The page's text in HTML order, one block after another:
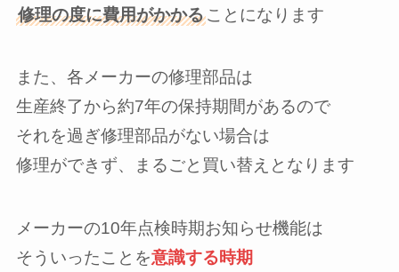
修理の度に費用がかかることになります
また、各メーカーの修理部品は
生産終了から約7年の保持期間があるので
それを過ぎ修理部品がない場合は
修理ができず、まるごと買い替えとなります
メーカーの10年点検時期お知らせ機能は
そういったことを意識する時期